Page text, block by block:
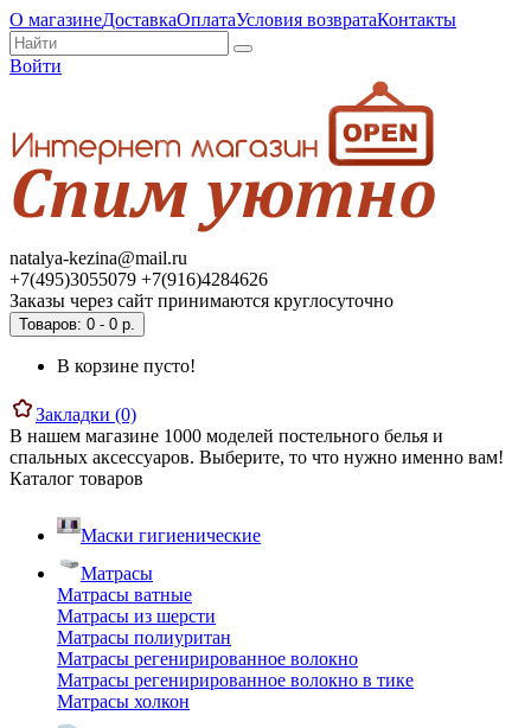
О магазинеДоставкаОплатаУсловия возвратаКонтакты
Войти
natalya-kezina@mail.ru
+7(495)3055079 +7(916)4284626
Заказы через сайт принимаются круглосуточно
Товаров: 0 - 0 р.
В корзине пусто!
Закладки (0)
В нашем магазине 1000 моделей постельного белья и
спальных аксессуаров. Выберите, то что нужно именно вам!
Каталог товаров
Маски гигиенические
Матрасы
Матрасы ватные
Матрасы из шерсти
Матрасы полиуритан
Матрасы регенирированное волокно
Матрасы регенирированное волокно в тике
Матрасы холкон